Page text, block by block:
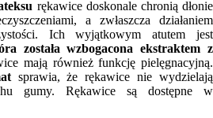
rękawice doskonale chronią dłonie
a zwłaszcza działaniem
Ich wyjątkowym atutem jest
została wzbogacona ekstraktem z
mają również funkcję pielęgnacyjną.
sprawia, że rękawice nie wydzielają
gumy. Rękawice są dostępne w